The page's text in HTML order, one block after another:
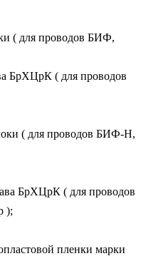
( для проводов БИФ,
БрХЦрК ( для проводов
( для проводов БИФ-Н,
БрХЦрК ( для проводов
);
пленки марки